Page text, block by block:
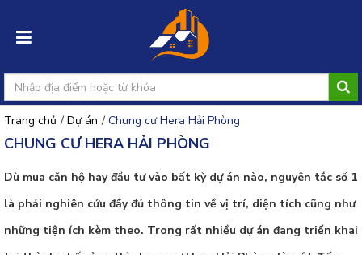
Đăng
Đăng
ký
Đăng
Trang chủ / Dự án / Chung cư Hera Hải Phòng
CHUNG CƯ HERA HẢI PHÒNG
Dù mua căn hộ hay đầu tư vào bất kỳ dự án nào, nguyên tắc số 1
là phải nghiên cứu đầy đủ thông tin về vị trí, diện tích cũng như
những tiện ích kèm theo. Trong rất nhiều dự án đang triển khai